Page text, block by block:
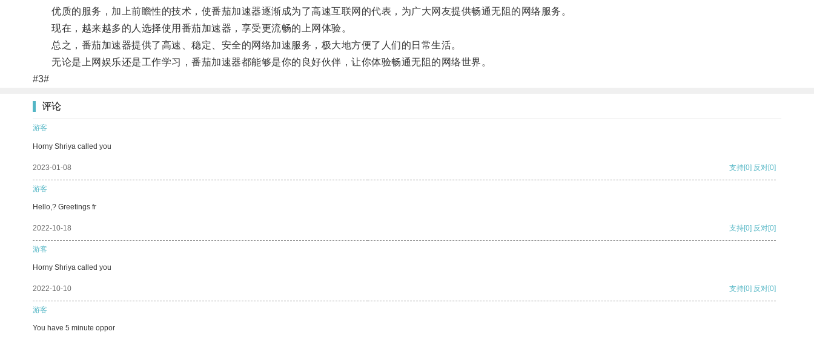
优质的服务，加上前瞻性的技术，使番茄加速器逐渐成为了高速互联网的代表，为广大网友提供畅通无阻的网络服务。
现在，越来越多的人选择使用番茄加速器，享受更流畅的上网体验。
总之，番茄加速器提供了高速、稳定、安全的网络加速服务，极大地方便了人们的日常生活。
无论是上网娱乐还是工作学习，番茄加速器都能够是你的良好伙伴，让你体验畅通无阻的网络世界。
#3#
评论
游客
Horny Shriya called you
2023-01-08 支持[0] 反对[0]
游客
Hello,? Greetings fr
2022-10-18 支持[0] 反对[0]
游客
Horny Shriya called you
2022-10-10 支持[0] 反对[0]
游客
You have 5 minute oppor